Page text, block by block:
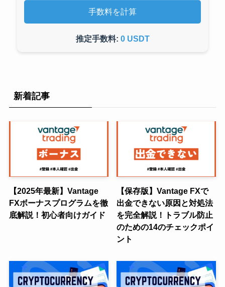
手数料を計算
推定手数料: 0 USDT
新着記事
【2025年最新】Vantage
FXボーナスプログラムを徹
底解説！初心者向けガイド
【保存版】Vantage FXで
出金できない原因と対処法
を完全解説！トラブル防止
のための14のチェックポイ
ント